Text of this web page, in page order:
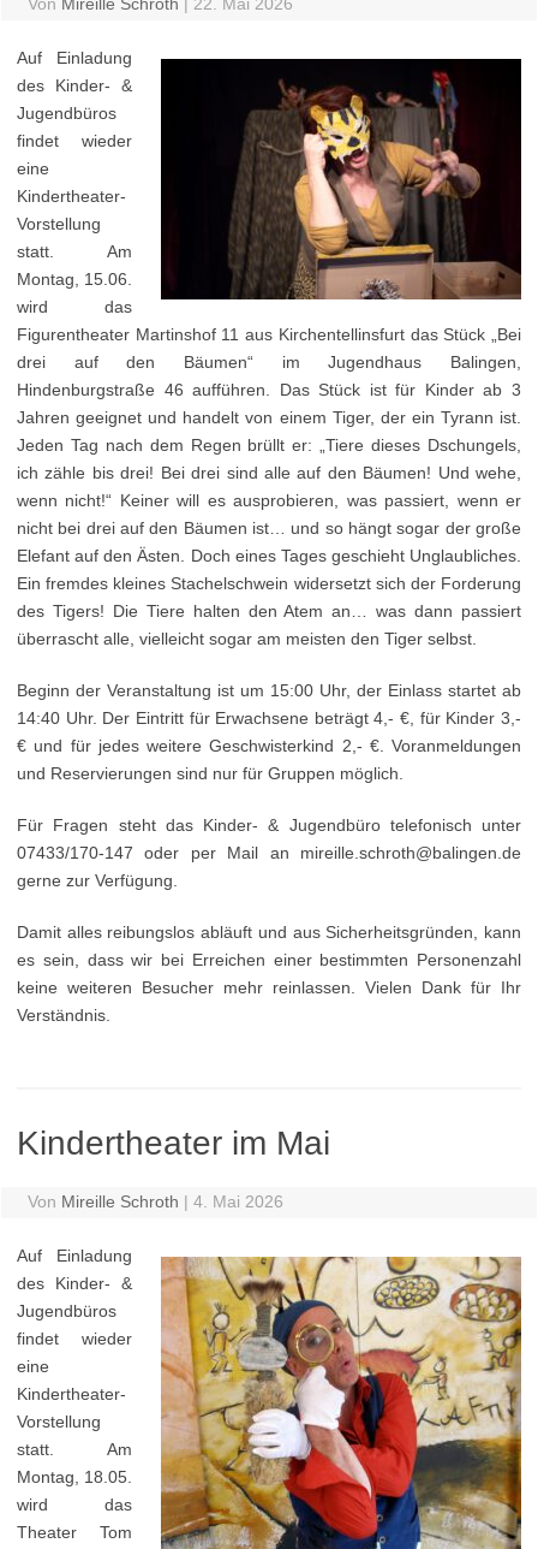
Auf Einladung
des Kinder- &
Jugendbüros
findet wieder
eine
Kindertheater-
Vorstellung
statt. Am
Montag, 15.06.
wird das
Figurentheater Martinshof 11 aus Kirchentellinsfurt das Stück „Bei
drei auf den Bäumen“ im Jugendhaus Balingen,
Hindenburgstraße 46 aufführen. Das Stück ist für Kinder ab 3
Jahren geeignet und handelt von einem Tiger, der ein Tyrann ist.
Jeden Tag nach dem Regen brüllt er: „Tiere dieses Dschungels,
ich zähle bis drei! Bei drei sind alle auf den Bäumen! Und wehe,
wenn nicht!“ Keiner will es ausprobieren, was passiert, wenn er
nicht bei drei auf den Bäumen ist… und so hängt sogar der große
Elefant auf den Ästen. Doch eines Tages geschieht Unglaubliches.
Ein fremdes kleines Stachelschwein widersetzt sich der Forderung
des Tigers! Die Tiere halten den Atem an… was dann passiert
überrascht alle, vielleicht sogar am meisten den Tiger selbst.
Beginn der Veranstaltung ist um 15:00 Uhr, der Einlass startet ab
14:40 Uhr. Der Eintritt für Erwachsene beträgt 4,- €, für Kinder 3,-
€ und für jedes weitere Geschwisterkind 2,- €. Voranmeldungen
und Reservierungen sind nur für Gruppen möglich.
Für Fragen steht das Kinder- & Jugendbüro telefonisch unter
07433/170-147 oder per Mail an mireille.schroth@balingen.de
gerne zur Verfügung.
Damit alles reibungslos abläuft und aus Sicherheitsgründen, kann
es sein, dass wir bei Erreichen einer bestimmten Personenzahl
keine weiteren Besucher mehr reinlassen. Vielen Dank für Ihr
Verständnis.
Kindertheater im Mai
Von Mireille Schroth | 4. Mai 2026
Auf Einladung
des Kinder- &
Jugendbüros
findet wieder
eine
Kindertheater-
Vorstellung
statt. Am
Montag, 18.05.
wird das
Theater Tom